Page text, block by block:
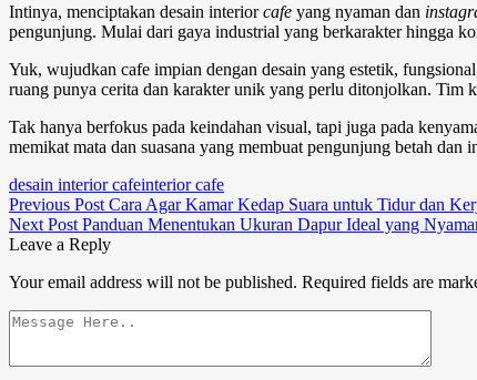
Intinya, menciptakan desain interiorcafe yang nyaman dan
pengunjung. Mulai dari gaya industrial yang berkarakter hingga
Yuk, wujudkan cafe impian dengan desain yang estetik,
ruang punya cerita dan karakter unik yang perlu ditonjolkan. Tim
Tak hanya berfokus pada keindahan visual, tapi juga pada
memikat mata dan suasana yang membuat pengunjung betah dan
desain interior cafeinterior cafe
Previous Post Cara Agar Kamar Kedap Suara untuk Tidur dan
Next Post Panduan Menentukan Ukuran Dapur Ideal yang
Leave a Reply
Your email address will not be published. Required fields are